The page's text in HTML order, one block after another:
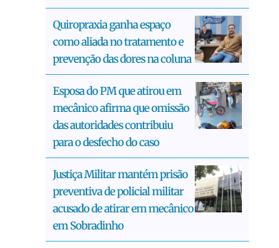
Quiropraxia ganha espaço
como aliada no tratamento e
prevenção das dores na coluna
Esposa do PM que atirou em
mecânico afirma que omissão
das autoridades contribuiu
para o desfecho do caso
Justiça Militar mantém prisão
preventiva de policial militar
acusado de atirar em mecânico
em Sobradinho